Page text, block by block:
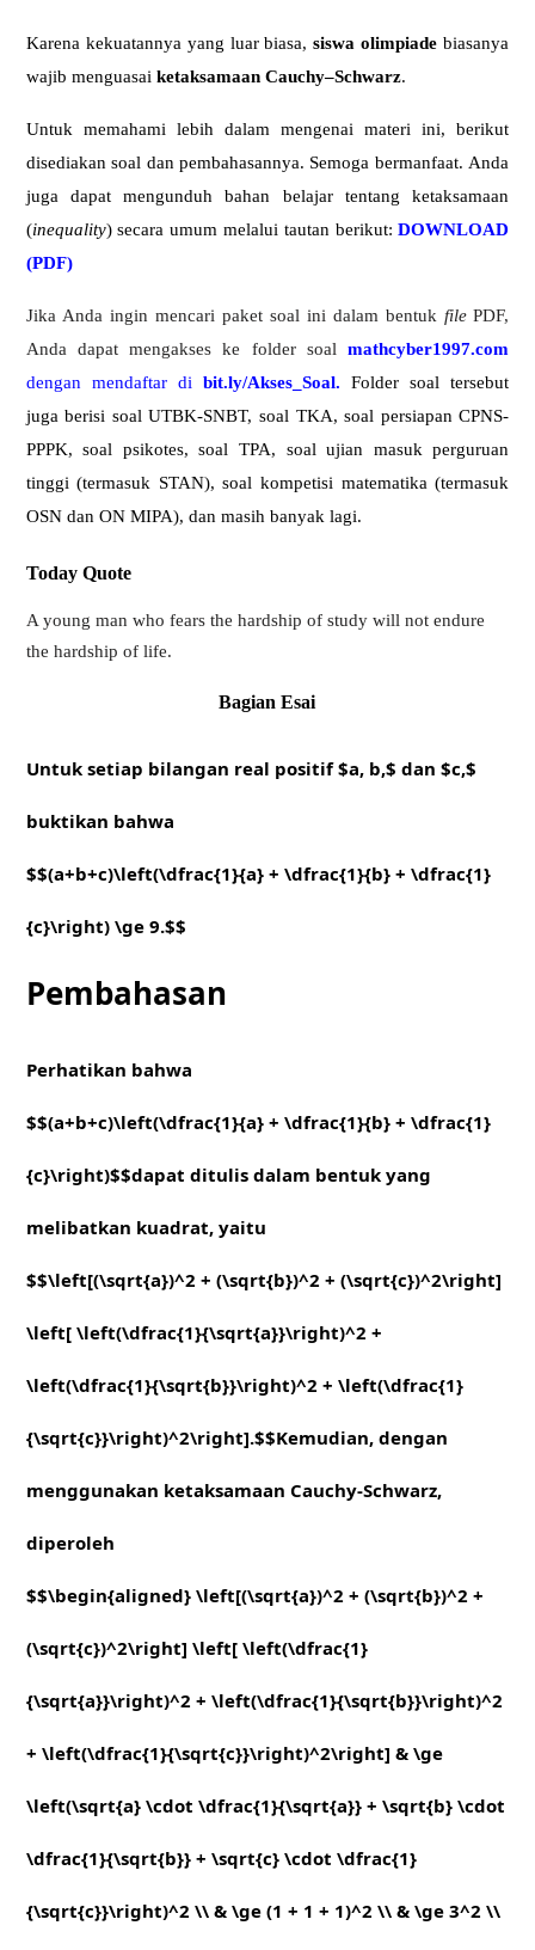
Karena kekuatannya yang luar biasa,siswa olimpiadebiasanya
wajib menguasaiketaksamaan Cauchy–Schwarz.
Untuk memahami lebih dalam mengenai materi ini, berikut
disediakan soal dan pembahasannya. Semoga bermanfaat. Anda
juga dapat mengunduh bahan belajar tentang ketaksamaan
(inequality) secara umum melalui tautan berikut:DOWNLOAD
(PDF)
Jika Anda ingin mencari paket soal ini dalam bentuk filePDF,
Anda dapat mengakses ke folder soalmathcyber1997.com
dengan mendaftar di bit.ly/Akses_Soal.Folder soal tersebut
juga berisi soal UTBK-SNBT, soal TKA, soal persiapan CPNS-
PPPK, soal psikotes, soal TPA, soal ujian masuk perguruan
tinggi (termasuk STAN), soal kompetisi matematika (termasuk
OSN dan ON MIPA), dan masih banyak lagi.
Today Quote
A young man who fears the hardship of study will not endure
the hardship of life.
Bagian Esai
Untuk setiap bilangan real positif $a, b,$ dan $c,$
buktikan bahwa
$$(a+b+c)\left(\dfrac{1}{a} + \dfrac{1}{b} + \dfrac{1}
{c}\right) \ge 9.$$
Pembahasan
Perhatikan bahwa
$$(a+b+c)\left(\dfrac{1}{a} + \dfrac{1}{b} + \dfrac{1}
{c}\right)$$dapat ditulis dalam bentuk yang
melibatkan kuadrat, yaitu
$$\left[(\sqrt{a})^2 + (\sqrt{b})^2 + (\sqrt{c})^2\right]
\left[ \left(\dfrac{1}{\sqrt{a}}\right)^2 +
\left(\dfrac{1}{\sqrt{b}}\right)^2 + \left(\dfrac{1}
{\sqrt{c}}\right)^2\right].$$Kemudian, dengan
menggunakan ketaksamaan Cauchy-Schwarz,
diperoleh
$$\begin{aligned} \left[(\sqrt{a})^2 + (\sqrt{b})^2 +
(\sqrt{c})^2\right] \left[ \left(\dfrac{1}
{\sqrt{a}}\right)^2 + \left(\dfrac{1}{\sqrt{b}}\right)^2
+ \left(\dfrac{1}{\sqrt{c}}\right)^2\right] & \ge
\left(\sqrt{a} \cdot \dfrac{1}{\sqrt{a}} + \sqrt{b} \cdot
\dfrac{1}{\sqrt{b}} + \sqrt{c} \cdot \dfrac{1}
{\sqrt{c}}\right)^2 \\ & \ge (1 + 1 + 1)^2 \\ & \ge 3^2 \\